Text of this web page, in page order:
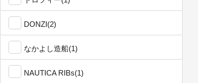
DONZI(2)
なかよし造船(1)
NAUTICA RIBs(1)